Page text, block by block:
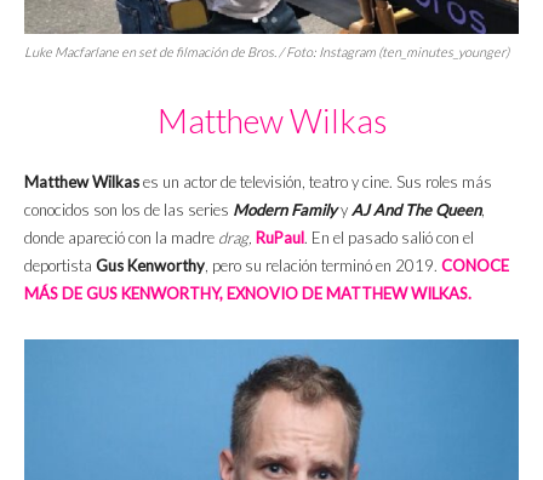
Luke Macfarlane en set de filmación de Bros. / Foto: Instagram (ten_minutes_younger)
Matthew Wilkas
Matthew Wilkases un actor de televisión, teatro y cine. Sus roles más
conocidos son los de las series Modern FamilyyAJ And The Queen,
donde apareció con la madre drag, RuPaul. En el pasado salió con el
deportista Gus Kenworthy , pero su relación terminó en 2019. CONOCE
MÁS DE GUS KENWORTHY, EXNOVIO DE MATTHEW WILKAS.